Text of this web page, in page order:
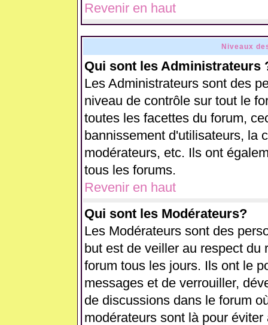
Revenir en haut
Niveaux
Qui sont les Administrateurs
Les Administrateurs sont des
niveau de contrôle sur tout le
toutes les facettes du forum,
bannissement d'utilisateurs, la
modérateurs, etc. Ils ont
tous les forums.
Revenir en haut
Qui sont les Modérateurs?
Les Modérateurs sont des
but est de veiller au respect du
forum tous les jours. Ils ont le
messages et de verrouiller,
de discussions dans le forum
modérateurs sont là pour